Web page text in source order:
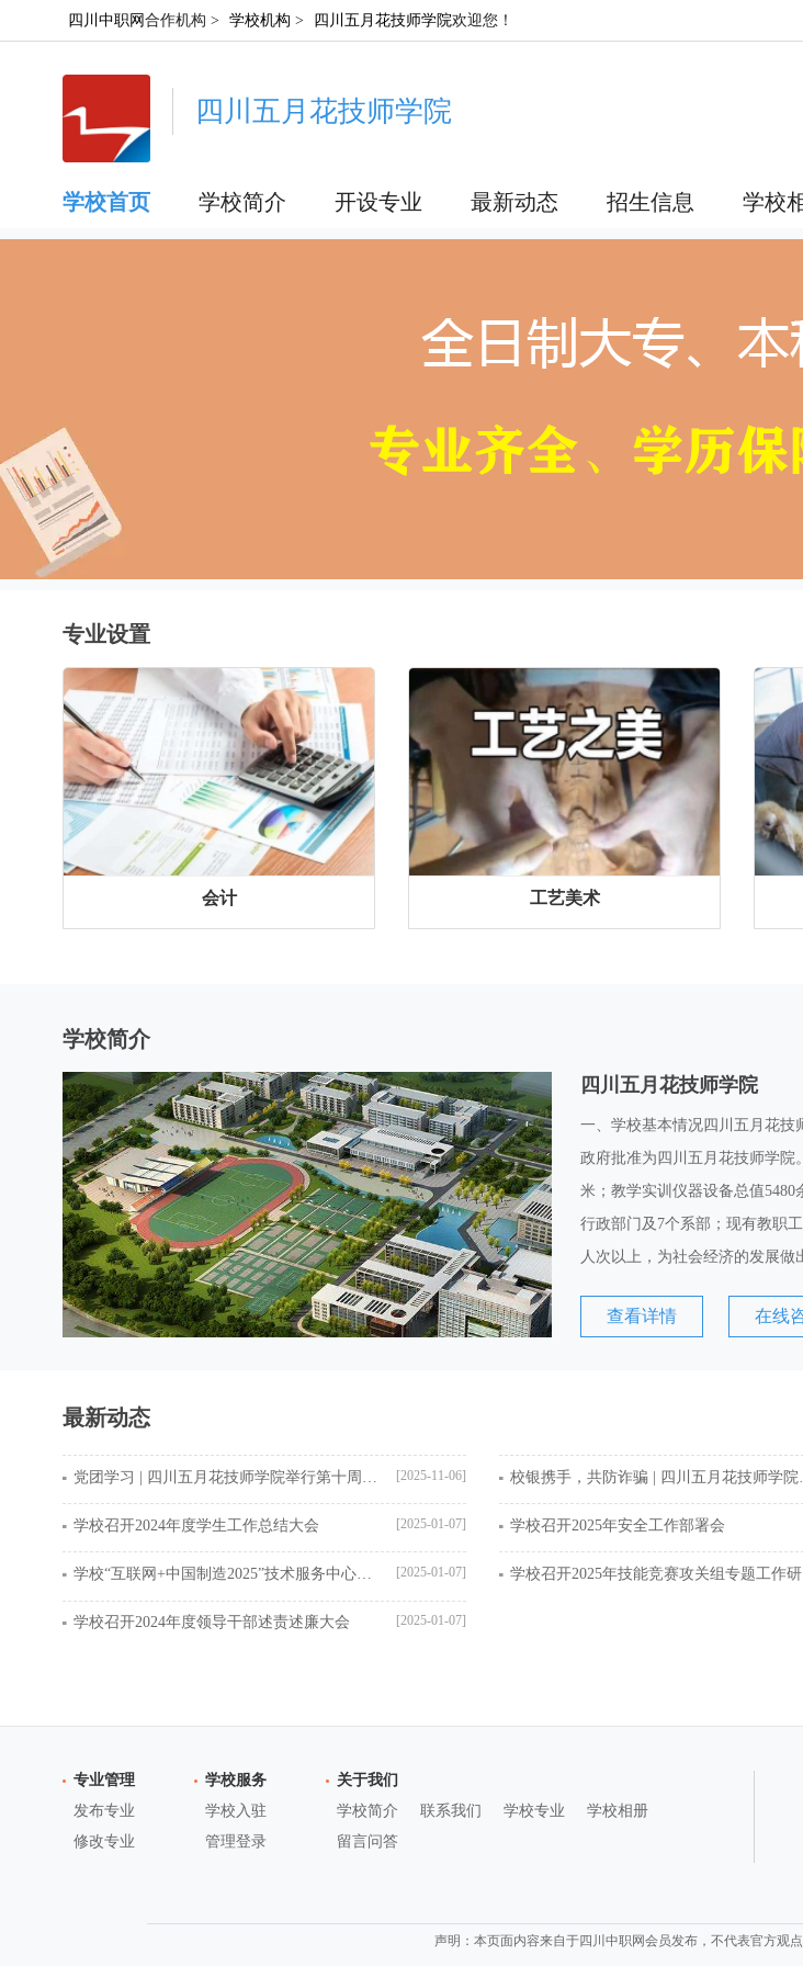
四川中职网 合作机构 > 学校机构 > 四川五月花技师学院欢迎您！
四川五月花技师学院
学校首页 学校简介 开设专业 最新动态 招生信息 学校
专业设置
会计 工艺美术
学校简介
四川五月花技师学院
一、学校基本情况四川五月花技
政府批准为四川五月花技师学院
米；教学实训仪器设备总值
行政部门及7个系部；现有教职
人次以上，为社会经济的发展
查看详情 在线
最新动态
[2025-11-06]
学校召开2024年度学生工作总结大会 [2025-01-07] 学校召开2025年安全工作部署会
[2025-01-07]
学校召开2024年度领导干部述责述廉大会 [2025-01-07]
专业管理
发布专业
修改专业
学校服务
学校入驻
管理登录
关于我们
学校简介
联系我们 学校专业
学校相册
留言问答
声明：本页面内容来自于四川中职网会员发布，不代表官方观